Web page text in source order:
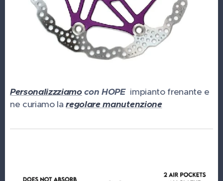
Personalizzziamocon HOPE impianto frenante e
ne curiamo laregolare manutenzione